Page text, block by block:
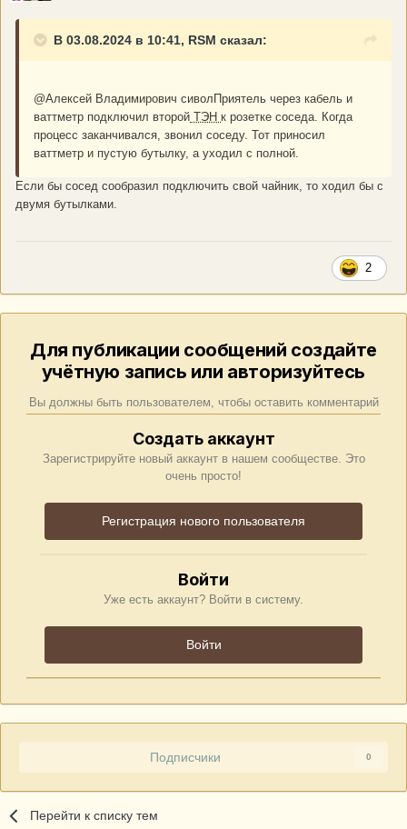
В 03.08.2024 в 10:41, RSM сказал:
@Алексей Владимирович сивол Приятель через кабель и
ваттметр подключил второй ТЭН к розетке соседа. Когда
процесс заканчивался, звонил соседу. Тот приносил
ваттметр и пустую бутылку, а уходил с полной.
Если бы сосед сообразил подключить свой чайник, то ходил бы с
двумя бутылками.
2
Для публикации сообщений создайте
учётную запись или авторизуйтесь
Вы должны быть пользователем, чтобы оставить комментарий
Создать аккаунт
Зарегистрируйте новый аккаунт в нашем сообществе. Это
очень просто!
Регистрация нового пользователя
Войти
Уже есть аккаунт? Войти в систему.
Войти
Подписчики 0
Перейти к списку тем